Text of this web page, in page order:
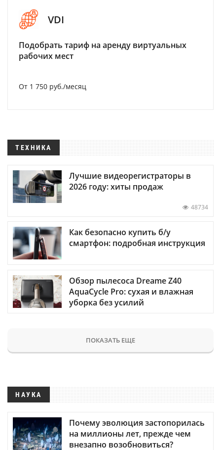
VDI
Подобрать тариф на аренду виртуальных
рабочих мест
От 1 750 руб./месяц
ТЕХНИКА
Лучшие видеорегистраторы в
2026 году: хиты продаж
48734
Как безопасно купить б/у
смартфон: подробная инструкция
Обзор пылесоса Dreame Z40
AquaCycle Pro: сухая и влажная
уборка без усилий
ПОКАЗАТЬ ЕЩЕ
НАУКА
Почему эволюция застопорилась
на миллионы лет, прежде чем
внезапно возобновиться?